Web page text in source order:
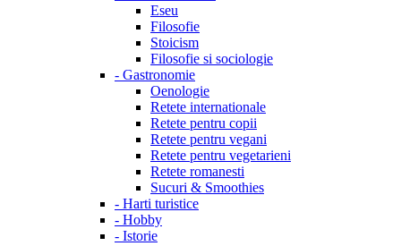
Eseu
Filosofie
Stoicism
Filosofie si sociologie
- Gastronomie
Oenologie
Retete internationale
Retete pentru copii
Retete pentru vegani
Retete pentru vegetarieni
Retete romanesti
Sucuri & Smoothies
- Harti turistice
- Hobby
- Istorie